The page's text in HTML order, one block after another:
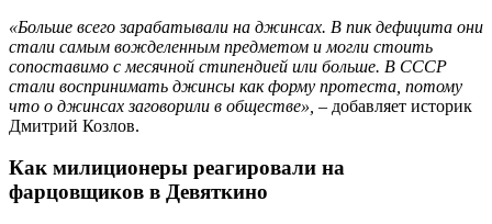
«Больше всего зарабатывали на джинсах. В пик дефицита они
стали самым вожделенным предметом и могли стоить
сопоставимо с месячной стипендией или больше. В СССР
стали воспринимать джинсы как форму протеста, потому
что о джинсах заговорили в обществе», – добавляет историк
Дмитрий Козлов.
Как милиционеры реагировали на
фарцовщиков в Девяткино